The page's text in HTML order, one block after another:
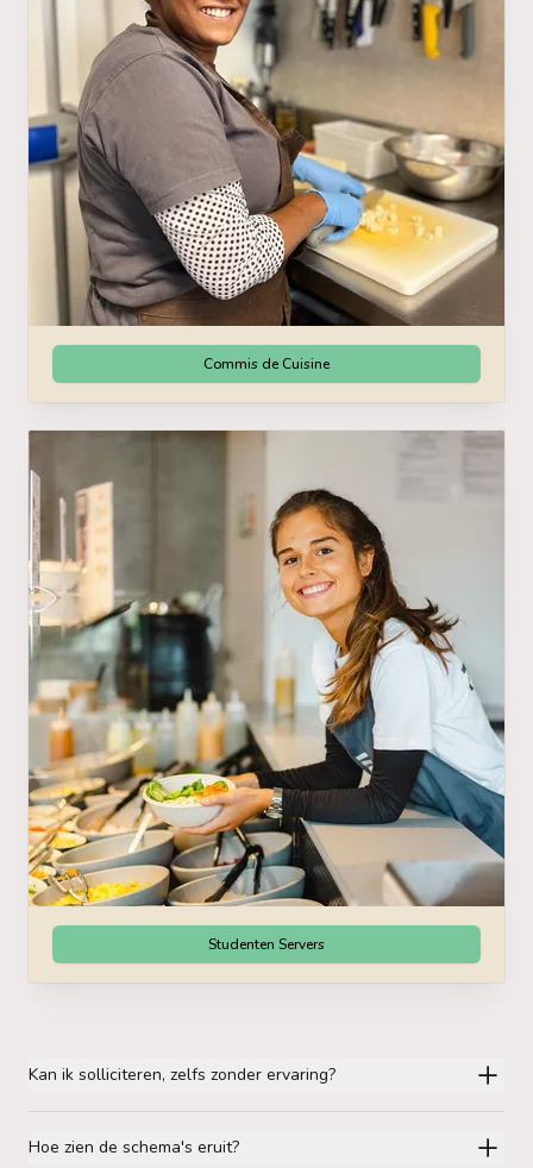
Commis de Cuisine
Studenten Servers
Kan ik solliciteren, zelfs zonder ervaring?
Hoe zien de schema's eruit?